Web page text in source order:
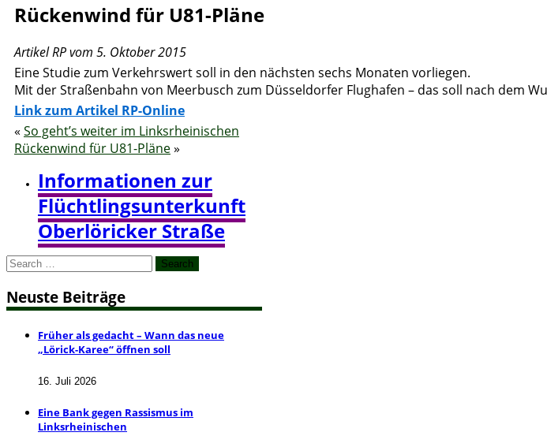
Rückenwind für U81-Pläne
Artikel RP vom 5. Oktober 2015
Eine Studie zum Verkehrswert soll in den nächsten sechs Monaten vorliegen.
Mit der Straßenbahn von Meerbusch zum Düsseldorfer Flughafen – das soll nach dem
Link zum Artikel RP-Online
« So geht’s weiter im Linksrheinischen
Rückenwind für U81-Pläne»
Informationen zur
Flüchtlingsunterkunft
Oberlöricker Straße
Search
Neuste Beiträge
Früher als gedacht – Wann das neue
„Lörick-Karee“ öffnen soll
16. Juli 2026
Eine Bank gegen Rassismus im
Linksrheinischen